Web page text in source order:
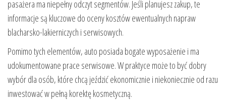
pasażera ma niepełny odczyt segmentów. Jeśli planujesz zakup, te
informacje są kluczowe do oceny kosztów ewentualnych napraw
blacharsko-lakierniczych i serwisowych.
Pomimo tych elementów, auto posiada bogate wyposażenie i ma
udokumentowane prace serwisowe. W praktyce może to być dobry
wybór dla osób, które chcą jeździć ekonomicznie i niekoniecznie od razu
inwestować w pełną korektę kosmetyczną.